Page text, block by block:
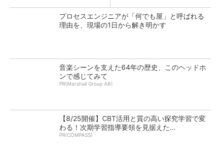
プロセスエンジニアが「何でも屋」と呼ばれる
理由を、現場の1日から解き明かす
音楽シーンを支えた64年の歴史、このヘッドホ
ンで感じてみて
PR(Marshall Group AB)
【8/25開催】CBT活用と質の高い探究学習で変
わる！次期学習指導要領を見据えた...
PR(COMPASS)